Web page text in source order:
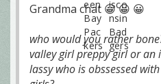
Grandma chat 😀 😀 😀
who would you rather
valley girl preppy girl or an
lassy who is obssessed